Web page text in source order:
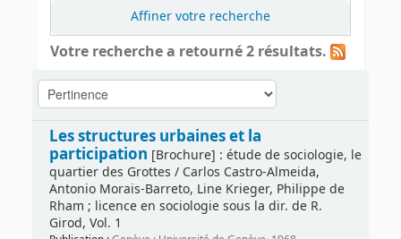
Affiner votre recherche
Votre recherche a retourné 2 résultats.
Les structures urbaines et la
participation [Brochure] : étude de sociologie, le
quartier des Grottes / Carlos Castro-Almeida,
Antonio Morais-Barreto, Line Krieger, Philippe de
Rham ; licence en sociologie sous la dir. de R.
Girod, Vol. 1